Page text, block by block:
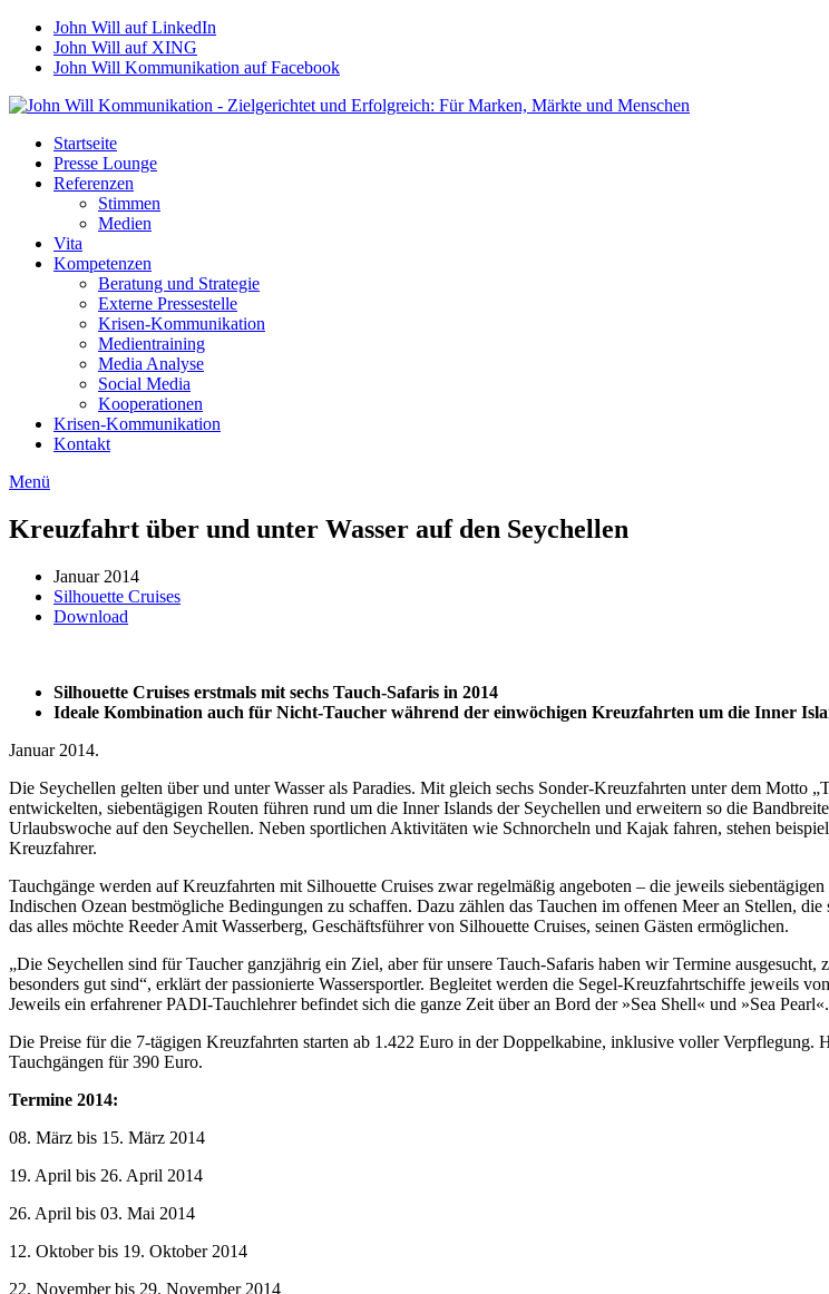
John Will auf LinkedIn
John Will auf XING
John Will Kommunikation auf Facebook
Startseite
Presse Lounge
Referenzen
Stimmen
Medien
Vita
Kompetenzen
Beratung und Strategie
Externe Pressestelle
Krisen-Kommunikation
Medientraining
Media Analyse
Social Media
Kooperationen
Krisen-Kommunikation
Kontakt
Menü
Kreuzfahrt über und unter Wasser auf den Seychellen
Januar 2014
Silhouette Cruises
Download
Silhouette Cruises erstmals mit sechs Tauch-Safaris in 2014
Ideale Kombination auch für Nicht-Taucher während der einwöchigen Kreuzfahrten um die Inner
Januar 2014.
Die Seychellen gelten über und unter Wasser als Paradies. Mit gleich sechs Sonder-Kreuzfahrten unter dem Motto
entwickelten, siebentägigen Routen führen rund um die Inner Islands der Seychellen und erweitern so die
Urlaubswoche auf den Seychellen. Neben sportlichen Aktivitäten wie Schnorcheln und Kajak fahren, stehen
Kreuzfahrer.
Tauchgänge werden auf Kreuzfahrten mit Silhouette Cruises zwar regelmäßig angeboten – die jeweils
Indischen Ozean bestmögliche Bedingungen zu schaffen. Dazu zählen das Tauchen im offenen Meer an Stellen,
das alles möchte Reeder Amit Wasserberg, Geschäftsführer von Silhouette Cruises, seinen Gästen ermöglichen.
„Die Seychellen sind für Taucher ganzjährig ein Ziel, aber für unsere Tauch-Safaris haben wir Termine
besonders gut sind“, erklärt der passionierte Wassersportler. Begleitet werden die Segel-Kreuzfahrtschiffe jeweils
Jeweils ein erfahrener PADI-Tauchlehrer befindet sich die ganze Zeit über an Bord der »Sea Shell« und »Sea Pearl«.
Die Preise für die 7-tägigen Kreuzfahrten starten ab 1.422 Euro in der Doppelkabine, inklusive voller
Tauchgängen für 390 Euro.
Termine 2014:
08. März bis 15. März 2014
19. April bis 26. April 2014
26. April bis 03. Mai 2014
12. Oktober bis 19. Oktober 2014
22. November bis 29. November 2014